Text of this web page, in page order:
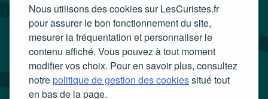
Nous utilisons des cookies sur LesCuristes.fr
pour assurer le bon fonctionnement du site,
mesurer la fréquentation et personnaliser le
contenu affiché. Vous pouvez à tout moment
modifier vos choix. Pour en savoir plus, consultez
notrepolitique de gestion des cookiessitué tout
en bas de la page.
Célestins Spa Thermal
Carte cadeau spa Vichy
Carte cadeau spa Bagnoles-de-l'Orne
Carte cadeau spa Saubusse